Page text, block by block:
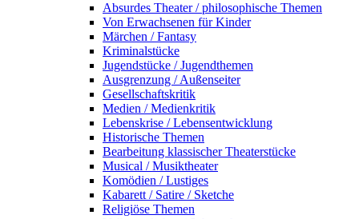
Absurdes Theater / philosophische Themen
Von Erwachsenen für Kinder
Märchen / Fantasy
Kriminalstücke
Jugendstücke / Jugendthemen
Ausgrenzung / Außenseiter
Gesellschaftskritik
Medien / Medienkritik
Lebenskrise / Lebensentwicklung
Historische Themen
Bearbeitung klassischer Theaterstücke
Musical / Musiktheater
Komödien / Lustiges
Kabarett / Satire / Sketche
Religiöse Themen